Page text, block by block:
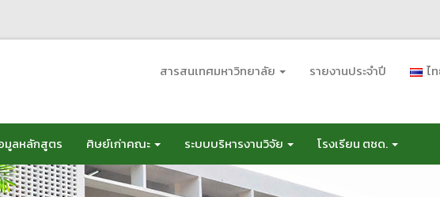
สารสนเทศมหาวิทยาลัย รายงานประจำปี ไ
มูลหลักสูตร ศิษย์เก่าคณะ ระบบบริหารงานวิจัย โรงเรียน ตชด.